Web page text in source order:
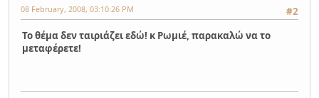
#2
08 February, 2008, 03:10:26 PM
Το θέμα δεν ταιριάζει εδώ! κ Ρωμιέ, παρακαλώ να το
μεταφέρετε!